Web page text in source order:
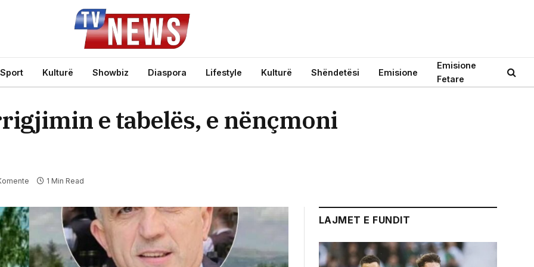
Sport Kulturë Showbiz Diaspora Lifestyle Kulturë Shëndetësi Emisione
Emisione
Fetare
e tabelës, e nënçmoni
1 Min Read
LAJMET E FUNDIT